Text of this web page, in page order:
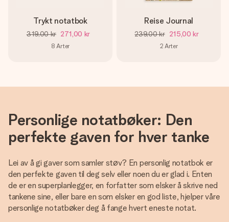
Trykt notatbok
319,00 kr 271,00 kr
8 Arter
Reise Journal
239,00 kr 215,00 kr
2 Arter
Personlige notatbøker: Den
perfekte gaven for hver tanke
Lei av å gi gaver som samler støv? En personlig notatbok er
den perfekte gaven til deg selv eller noen du er glad i. Enten
de er en superplanlegger, en forfatter som elsker å skrive ned
tankene sine, eller bare en som elsker en god liste, hjelper våre
personlige notatbøker deg å fange hvert eneste notat.